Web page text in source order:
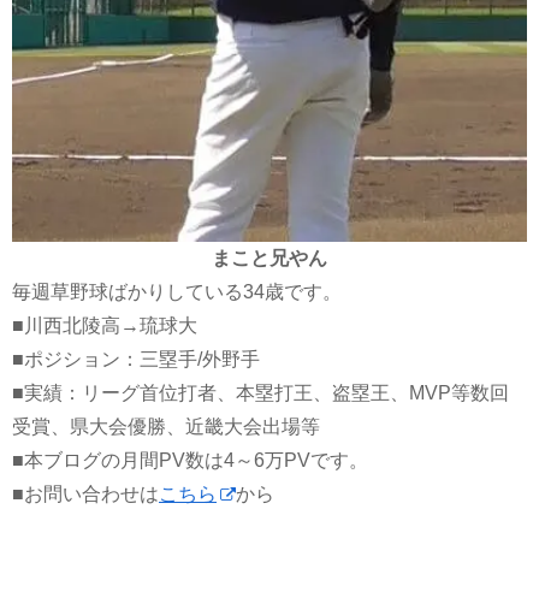
まこと兄やん
毎週草野球ばかりしている34歳です。
■川西北陵高→琉球大
■ポジション：三塁手/外野手
■実績：リーグ首位打者、本塁打王、盗塁王、MVP等数回
受賞、県大会優勝、近畿大会出場等
■本ブログの月間PV数は4～6万PVです。
■お問い合わせはこちら から